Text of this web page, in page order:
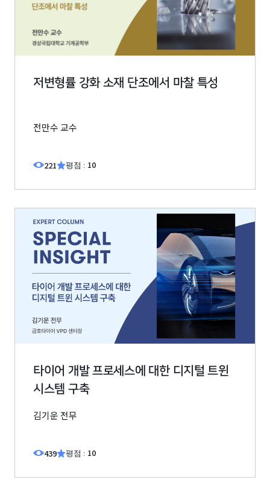
저변형률 강화 소재 단조에서 마찰 특성
전만수 교수
221 평점 : 10
타이어 개발 프로세스에 대한 디지털 트윈
시스템 구축
김기운 전무
439 평점 : 10